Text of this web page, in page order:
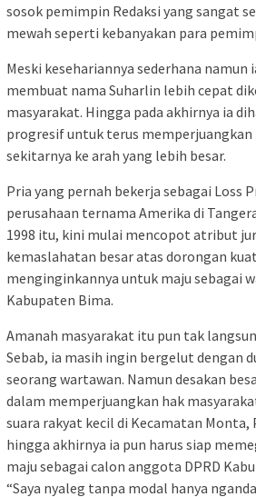
sosok pemimpin Redaksi yang sangat
mewah seperti kebanyakan para
Meski kesehariannya sederhana namun
membuat nama Suharlin lebih cepat
masyarakat. Hingga pada akhirnya ia
progresif untuk terus memperjuangkan
sekitarnya ke arah yang lebih besar.
Pria yang pernah bekerja sebagai Loss
perusahaan ternama Amerika di
1998 itu, kini mulai mencopot atribut
kemaslahatan besar atas dorongan
menginginkannya untuk maju sebagai
Kabupaten Bima.
Amanah masyarakat itu pun tak
Sebab, ia masih ingin bergelut dengan
seorang wartawan. Namun desakan
dalam memperjuangkan hak
suara rakyat kecil di Kecamatan Monta,
hingga akhirnya ia pun harus siap
maju sebagai calon anggota DPRD
“Saya nyaleg tanpa modal hanya